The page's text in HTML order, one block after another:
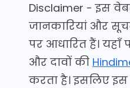
Disclaimer - इस
जानकारियां और
पर आधारित हैं। यहाँ
और दावों की
करता है। इसलिए